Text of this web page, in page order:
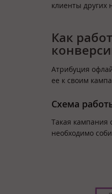
клиенты других
Как
Атрибуция
ее к своим
Схема
Такая кампания
необходимо